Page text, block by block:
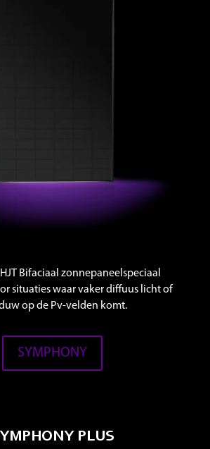
Bifaciaal zonnepaneelspeciaal
situaties waar vaker diffuus licht of
op de Pv-velden komt.
SYMPHONY
PLUS